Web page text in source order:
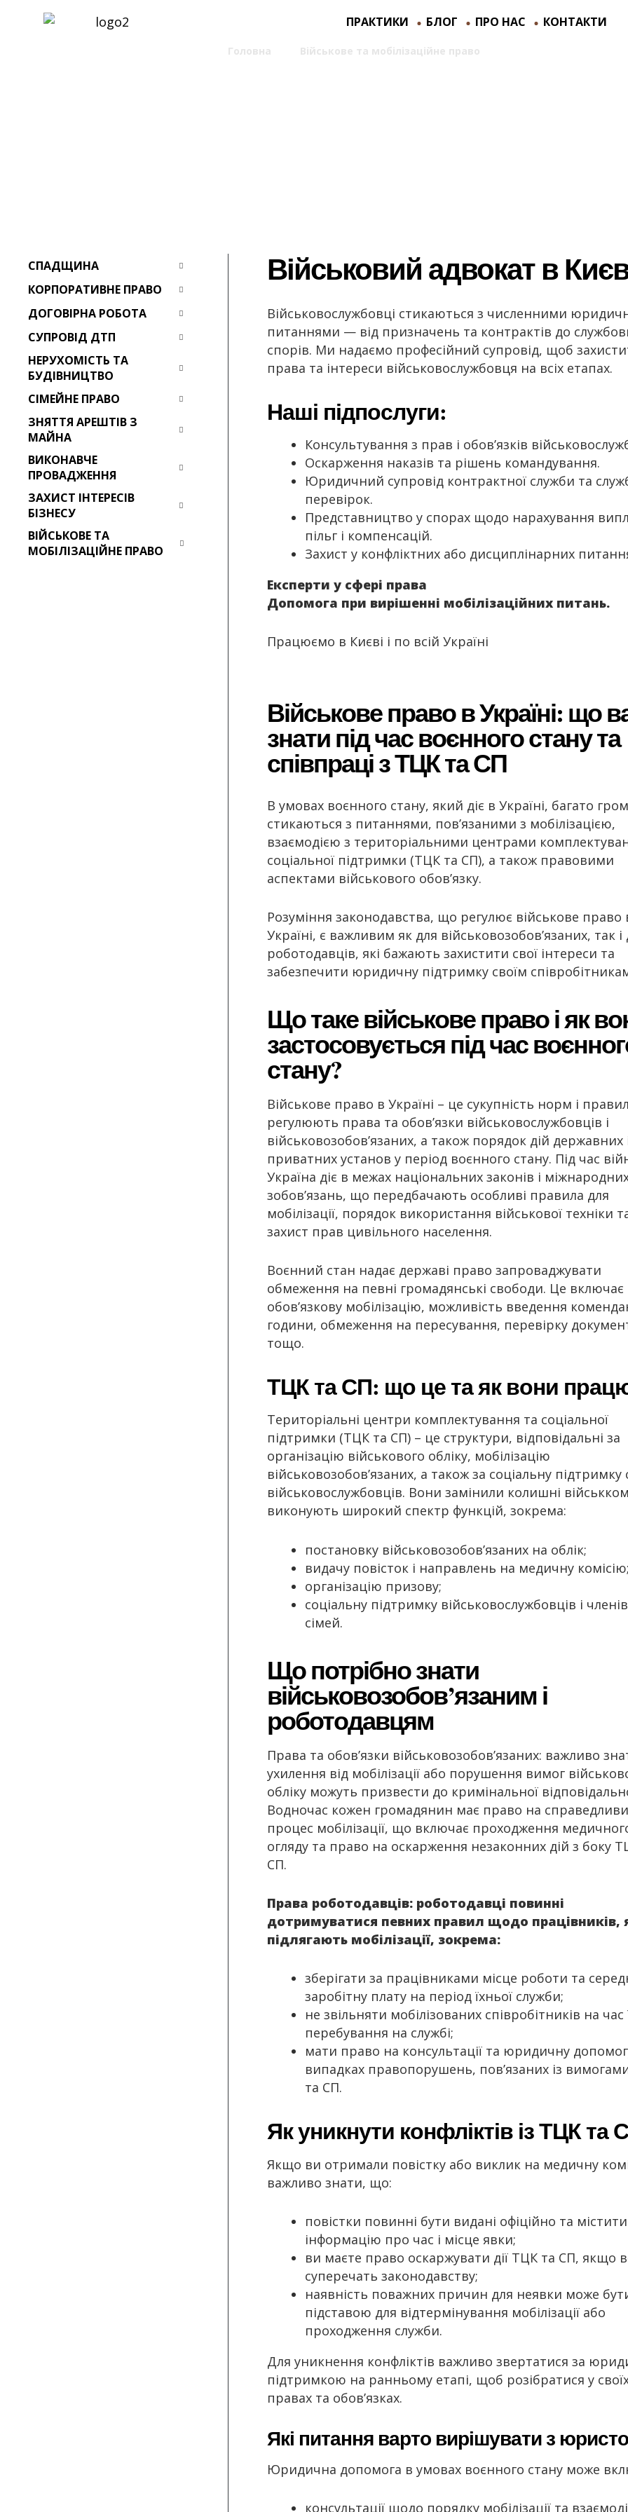
ПРАКТИКИ БЛОГ ПРО НАС КОНТАКТИ
Головна Військове та мобілізаційне право
СПАДЩИНА
КОРПОРАТИВНЕ ПРАВО
ДОГОВІРНА РОБОТА
СУПРОВІД ДТП
НЕРУХОМІСТЬ ТА
БУДІВНИЦТВО
СІМЕЙНЕ ПРАВО
ЗНЯТТЯ АРЕШТІВ З
МАЙНА
ВИКОНАВЧЕ
ПРОВАДЖЕННЯ
ЗАХИСТ ІНТЕРЕСІВ
БІЗНЕСУ
ВІЙСЬКОВЕ ТА
МОБІЛІЗАЦІЙНЕ ПРАВО
Військовий адвокат в
Військовослужбовці стикаються з численними
питаннями — від призначень та контрактів до
спорів. Ми надаємо професійний супровід, щоб
права та інтереси військовослужбовця на всіх етапах.
Наші підпослуги:
Консультування з прав і обов’язків
Оскарження наказів та рішень командування.
Юридичний супровід контрактної служби та
перевірок.
Представництво у спорах щодо нарахування
пільг і компенсацій.
Захист у конфліктних або дисциплінарних
Експерти у сфері права
Допомога при вирішенні мобілізаційних питань.
Працюємо в Києві і по всій Україні
Військове право в Україні: що
знати під час воєнного стану та
співпраці з ТЦК та СП
В умовах воєнного стану, який діє в Україні, багато
стикаються з питаннями, пов’язаними з мобілізацією,
взаємодією з територіальними центрами
соціальної підтримки (ТЦК та СП), а також правовими
аспектами військового обов’язку.
Розуміння законодавства, що регулює військове право
Україні, є важливим як для військовозобов’язаних, так і
роботодавців, які бажають захистити свої інтереси та
забезпечити юридичну підтримку своїм
Що таке військове право і як
застосовується під час
стану?
Військове право в Україні – це сукупність норм і
регулюють права та обов’язки військовослужбовців і
військовозобов’язаних, а також порядок дій державних
приватних установ у період воєнного стану. Під час
Україна діє в межах національних законів і
зобов’язань, що передбачають особливі правила для
мобілізації, порядок використання військової техніки
захист прав цивільного населення.
Воєнний стан надає державі право запроваджувати
обмеження на певні громадянські свободи. Це включає
обов’язкову мобілізацію, можливість введення
години, обмеження на пересування, перевірку
тощо.
ТЦК та СП: що це та як вони
Територіальні центри комплектування та соціальної
підтримки (ТЦК та СП) – це структури, відповідальні за
організацію військового обліку, мобілізацію
військовозобов’язаних, а також за соціальну підтримку
військовослужбовців. Вони замінили колишні
виконують широкий спектр функцій, зокрема:
постановку військовозобов’язаних на облік;
видачу повісток і направлень на медичну комісію;
організацію призову;
соціальну підтримку військовослужбовців і членів
сімей.
Що потрібно знати
військовозобов’язаним і
роботодавцям
Права та обов’язки військовозобов’язаних: важливо
ухилення від мобілізації або порушення вимог
обліку можуть призвести до кримінальної
Водночас кожен громадянин має право на
процес мобілізації, що включає проходження
огляду та право на оскарження незаконних дій з боку
СП.
Права роботодавців: роботодавці повинні
дотримуватися певних правил щодо працівників,
підлягають мобілізації, зокрема:
зберігати за працівниками місце роботи та
заробітну плату на період їхньої служби;
не звільняти мобілізованих співробітників на час
перебування на службі;
мати право на консультації та юридичну
випадках правопорушень, пов’язаних із
та СП.
Як уникнути конфліктів із ТЦК та
Якщо ви отримали повістку або виклик на медичну
важливо знати, що:
повістки повинні бути видані офіційно та містити
інформацію про час і місце явки;
ви маєте право оскаржувати дії ТЦК та СП, якщо
суперечать законодавству;
наявність поважних причин для неявки може
підставою для відтермінування мобілізації або
проходження служби.
Для уникнення конфліктів важливо звертатися за
підтримкою на ранньому етапі, щоб розібратися у
правах та обов’язках.
Які питання варто вирішувати з
Юридична допомога в умовах воєнного стану може
консультації щодо порядку мобілізації та